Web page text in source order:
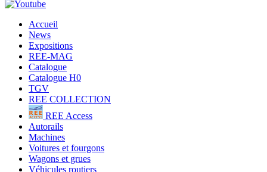
Accueil
News
Expositions
REE-MAG
Catalogue
Catalogue H0
TGV
REE COLLECTION
REE Access
Autorails
Machines
Voitures et fourgons
Wagons et grues
Véhicules routiers